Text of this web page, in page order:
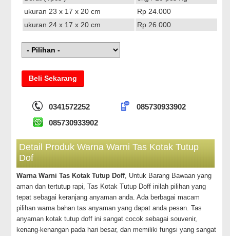
ukuran 23 x 17 x 20 cm
Rp 24.000
ukuran 24 x 17 x 20 cm
Rp 26.000
Beli Sekarang
0341572252
085730933902
085730933902
Detail Produk Warna Warni Tas Kotak Tutup
Dof
Warna Warni Tas Kotak Tutup Doff, Untuk Barang Bawaan yang
aman dan tertutup rapi, Tas Kotak Tutup Doff inilah pilihan yang
tepat sebagai keranjang anyaman anda. Ada berbagai macam
pilihan warna bahan tas anyaman yang dapat anda pesan. Tas
anyaman kotak tutup doff ini sangat cocok sebagai souvenir,
kenang-kenangan pada hari besar, dan memiliki fungsi yang sangat